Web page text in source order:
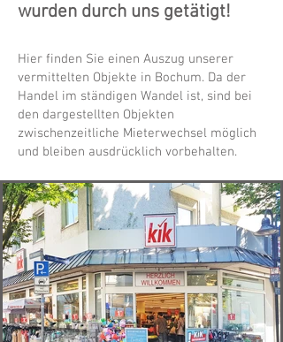
wurden durch uns getätigt!
Hier finden Sie einen Auszug unserer
vermittelten Objekte in Bochum. Da der
Handel im ständigen Wandel ist, sind bei
den dargestellten Objekten
zwischenzeitliche Mieterwechsel möglich
und bleiben ausdrücklich vorbehalten.